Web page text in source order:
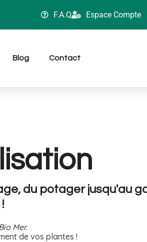
F.A.Q Espace Compte
Blog Contact
du potager jusqu'au
Mer.
de vos plantes !